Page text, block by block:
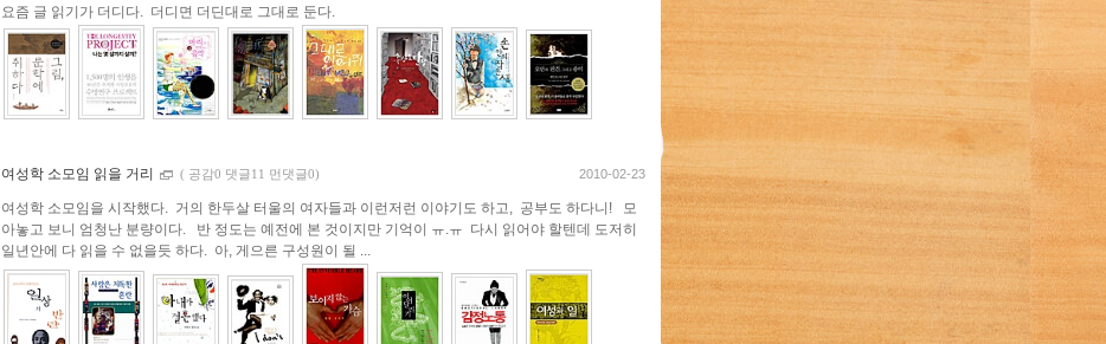
요즘 글 읽기가 더디다. 더디면 더딘대로 그대로 둔다.
여성학 소모임 읽을 거리 ( 공감0 댓글11 먼댓글0) 2010-02-23
여성학 소모임을 시작했다. 거의 한두살 터울의 여자들과 이런저런 이야기도 하고, 공부도 하다니! 모
아놓고 보니 엄청난 분량이다. 반 정도는 예전에 본 것이지만 기억이 ㅠ.ㅠ 다시 읽어야 할텐데 도저히
일년안에 다 읽을 수 없을듯 하다. 아, 게으른 구성원이 될 ...